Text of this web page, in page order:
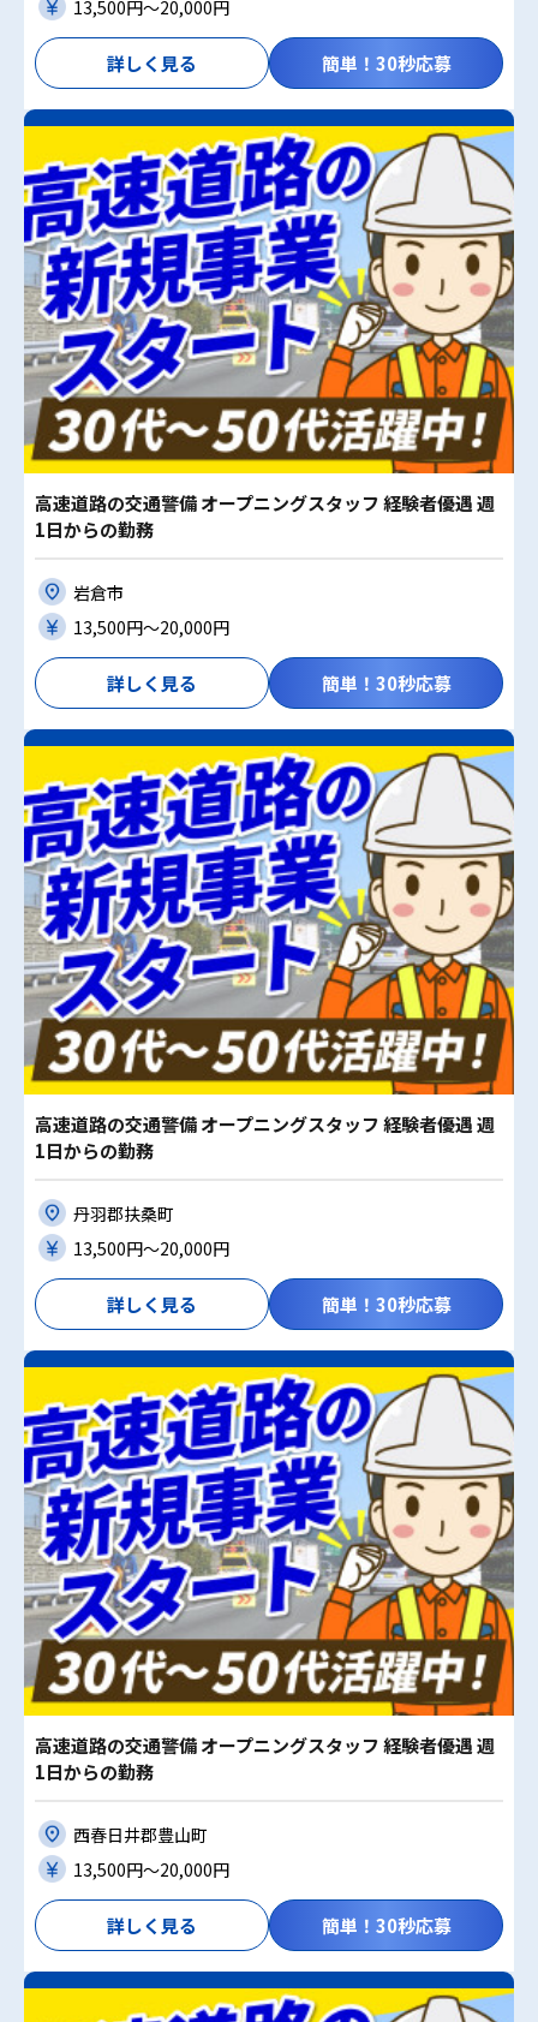
13,500円〜20,000円
詳しく見る 簡単！30秒応募
高速道路の交通警備 オープニングスタッフ 経験者優遇 週
1日からの勤務
岩倉市
13,500円〜20,000円
詳しく見る 簡単！30秒応募
高速道路の交通警備 オープニングスタッフ 経験者優遇 週
1日からの勤務
丹羽郡扶桑町
13,500円〜20,000円
詳しく見る 簡単！30秒応募
高速道路の交通警備 オープニングスタッフ 経験者優遇 週
1日からの勤務
西春日井郡豊山町
13,500円〜20,000円
詳しく見る 簡単！30秒応募